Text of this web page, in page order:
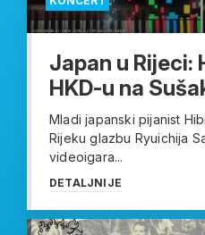
Japan u Rijeci:
HKD-u na
Mladi japanski pijanist
Rijeku glazbu Ryuichija
videoigara...
DETALJNIJE